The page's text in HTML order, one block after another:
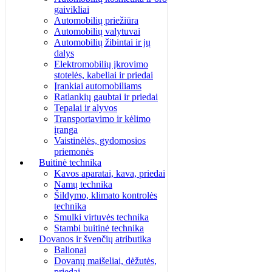
gaivikliai
Automobilių priežiūra
Automobilių valytuvai
Automobilių žibintai ir jų
dalys
Elektromobilių įkrovimo
stotelės, kabeliai ir priedai
Įrankiai automobiliams
Ratlankių gaubtai ir priedai
Tepalai ir alyvos
Transportavimo ir kėlimo
įranga
Vaistinėlės, gydomosios
priemonės
Buitinė technika
Kavos aparatai, kava, priedai
Namų technika
Šildymo, klimato kontrolės
technika
Smulki virtuvės technika
Stambi buitinė technika
Dovanos ir švenčių atributika
Balionai
Dovanų maišeliai, dėžutės,